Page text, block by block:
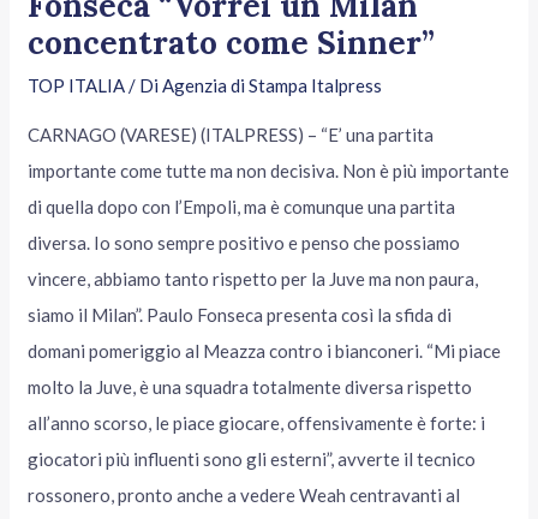
concentrato come Sinner”
TOP ITALIA/ DiAgenzia di Stampa Italpress
CARNAGO (VARESE) (ITALPRESS) – “E’ una partita
importante come tutte ma non decisiva. Non è più importante
di quella dopo con l’Empoli, ma è comunque una partita
diversa. Io sono sempre positivo e penso che possiamo
vincere, abbiamo tanto rispetto per la Juve ma non paura,
siamo il Milan”. Paulo Fonseca presenta così la sfida di
domani pomeriggio al Meazza contro i bianconeri. “Mi piace
molto la Juve, è una squadra totalmente diversa rispetto
all’anno scorso, le piace giocare, offensivamente è forte: i
giocatori più influenti sono gli esterni”, avverte il tecnico
rossonero, pronto anche a vedere Weah centravanti al